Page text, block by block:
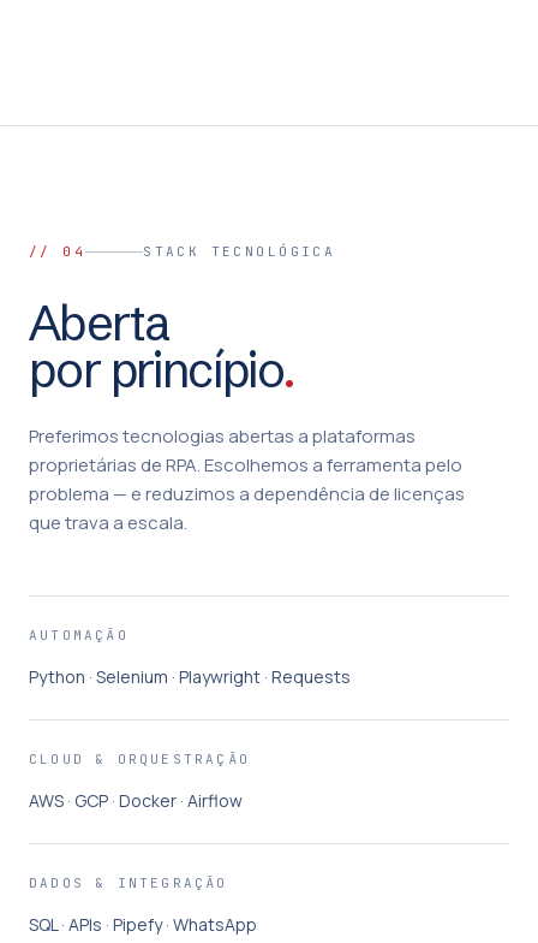
// 04 STACK TECNOLÓGICA
Aberta
por princípio.
Preferimos tecnologias abertas a plataformas
proprietárias de RPA. Escolhemos a ferramenta pelo
problema — e reduzimos a dependência de licenças
que trava a escala.
AUTOMAÇÃO
Python · Selenium · Playwright · Requests
CLOUD & ORQUESTRAÇÃO
AWS · GCP · Docker · Airflow
DADOS & INTEGRAÇÃO
SQL · APIs · Pipefy · WhatsApp